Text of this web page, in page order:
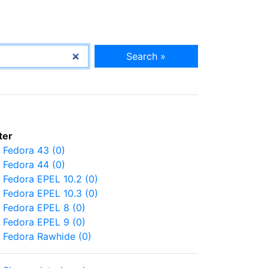
Search »
Fedora 43 (0)
Fedora 44 (0)
Fedora EPEL 10.2 (0)
Fedora EPEL 10.3 (0)
Fedora EPEL 8 (0)
Fedora EPEL 9 (0)
Fedora Rawhide (0)